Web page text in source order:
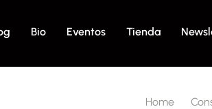
Bio Eventos Tienda
Home